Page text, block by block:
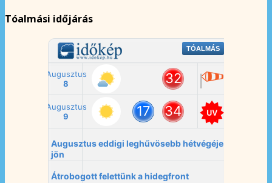
Tóalmási időjárás